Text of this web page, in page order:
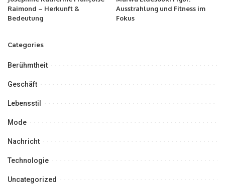
Raimond – Herkunft &
Bedeutung
Ausstrahlung und Fitness im
Fokus
Categories
Berühmtheit
Geschäft
Lebensstil
Mode
Nachricht
Technologie
Uncategorized